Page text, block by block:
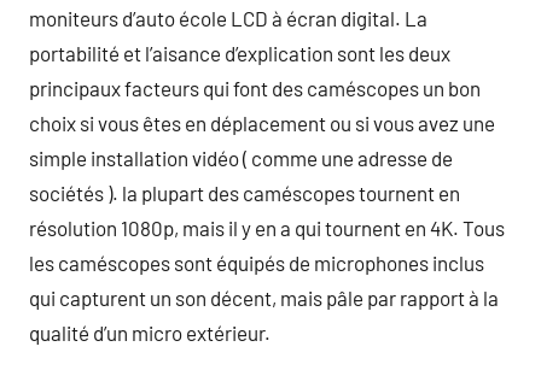
moniteurs d’auto école LCD à écran digital. La
portabilité et l’aisance d’explication sont les deux
principaux facteurs qui font des caméscopes un bon
choix si vous êtes en déplacement ou si vous avez une
simple installation vidéo ( comme une adresse de
sociétés ). la plupart des caméscopes tournent en
résolution 1080p, mais il y en a qui tournent en 4K. Tous
les caméscopes sont équipés de microphones inclus
qui capturent un son décent, mais pâle par rapport à la
qualité d’un micro extérieur.